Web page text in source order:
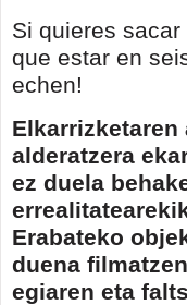
Si quieres
que estar en
echen!
Elkarrizketaren
alderatzera
ez duela
Erabateko
duena
egiaren eta